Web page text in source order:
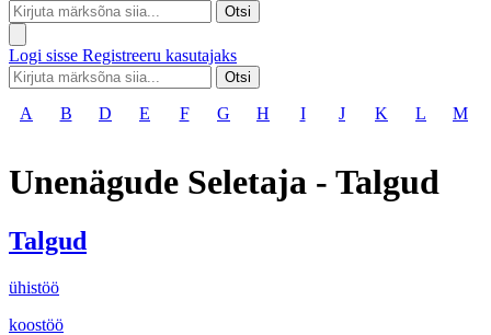
Otsi
Logi sisse Registreeru kasutajaks
Otsi
A B D E F G H I J K L M
Unenägude Seletaja - Talgud
Talgud
ühistöö
koostöö